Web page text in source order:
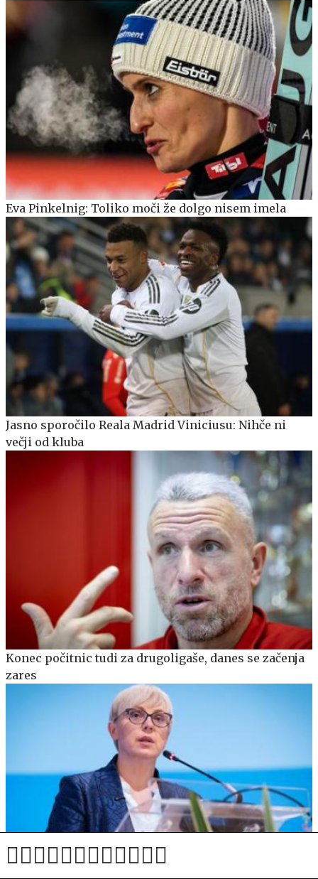
Eva Pinkelnig: Toliko moči že dolgo nisem imela
Jasno sporočilo Reala Madrid Viniciusu: Nihče ni
večji od kluba
Konec počitnic tudi za drugoligaše, danes se začenja
zares